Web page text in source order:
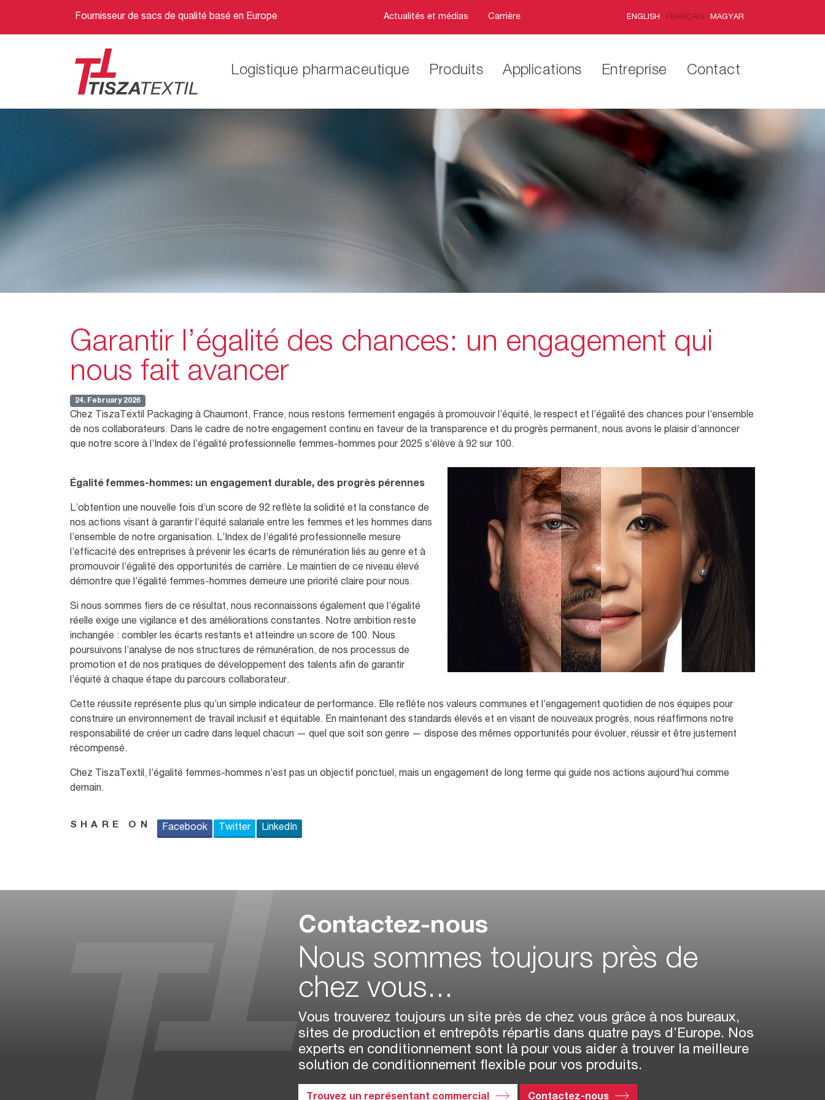
Fournisseur de sacs de qualité basé en Europe Actualités et médias Carrière ENGLISH FRANÇAIS MAGYAR
Logistique pharmaceutique Produits Applications Entreprise Contact
Garantir l’égalité des chances: un engagement qui
nous fait avancer
24. February 2026
Chez TiszaTextil Packaging à Chaumont, France, nous restons fermement engagés à promouvoir l’équité, le respect et l’égalité des chances pour l’ensemble
de nos collaborateurs. Dans le cadre de notre engagement continu en faveur de la transparence et du progrès permanent, nous avons le plaisir d’annoncer
que notre score à l’Index de l’égalité professionnelle femmes-hommes pour 2025 s’élève à 92 sur 100.
Égalité femmes-hommes: un engagement durable, des progrès pérennes
L’obtention une nouvelle fois d’un score de 92 reflète la solidité et la constance de
nos actions visant à garantir l’équité salariale entre les femmes et les hommes dans
l’ensemble de notre organisation. L’Index de l’égalité professionnelle mesure
l’efficacité des entreprises à prévenir les écarts de rémunération liés au genre et à
promouvoir l’égalité des opportunités de carrière. Le maintien de ce niveau élevé
démontre que l’égalité femmes-hommes demeure une priorité claire pour nous.
Si nous sommes fiers de ce résultat, nous reconnaissons également que l’égalité
réelle exige une vigilance et des améliorations constantes. Notre ambition reste
inchangée : combler les écarts restants et atteindre un score de 100. Nous
poursuivons l’analyse de nos structures de rémunération, de nos processus de
promotion et de nos pratiques de développement des talents afin de garantir
l’équité à chaque étape du parcours collaborateur.
Cette réussite représente plus qu’un simple indicateur de performance. Elle reflète nos valeurs communes et l’engagement quotidien de nos équipes pour
construire un environnement de travail inclusif et équitable. En maintenant des standards élevés et en visant de nouveaux progrès, nous réaffirmons notre
responsabilité de créer un cadre dans lequel chacun — quel que soit son genre — dispose des mêmes opportunités pour évoluer, réussir et être justement
récompensé.
Chez TiszaTextil, l’égalité femmes-hommes n’est pas un objectif ponctuel, mais un engagement de long terme qui guide nos actions aujourd’hui comme
demain.
SHARE ON Facebook Twitter LinkedIn
Contactez-nous
Nous sommes toujours près de
chez vous...
Vous trouverez toujours un site près de chez vous grâce à nos bureaux,
sites de production et entrepôts répartis dans quatre pays d’Europe. Nos
experts en conditionnement sont là pour vous aider à trouver la meilleure
solution de conditionnement flexible pour vos produits.
Trouvez un représentant commercial Contactez-nous